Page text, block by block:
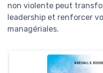
non violente peut
leadership et renforcer
managériales.